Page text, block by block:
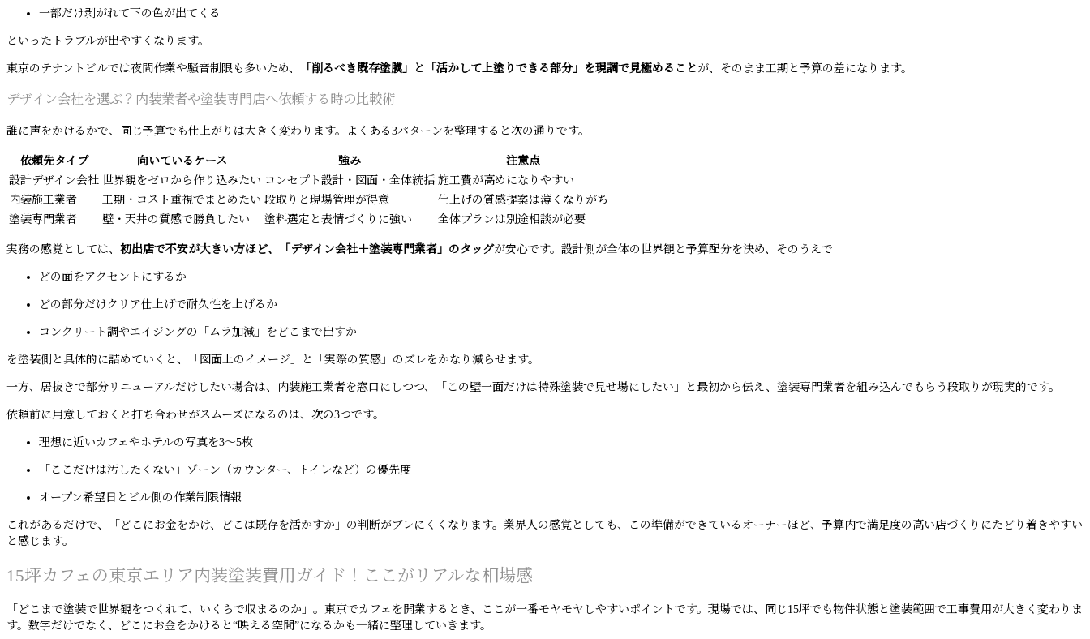
一部だけ剥がれて下の色が出てくる
といったトラブルが出やすくなります。
東京のテナントビルでは夜間作業や騒音制限も多いため、 「削るべき既存塗膜」と「活かして上塗りできる部分」を現調で見極めること が、そのまま工期と予算の差になります。
デザイン会社を選ぶ？内装業者や塗装専門店へ依頼する時の比較術
誰に声をかけるかで、同じ予算でも仕上がりは大きく変わります。よくある3パターンを整理すると次の通りです。
依頼先タイプ 向いているケース 強み
注意点
設計デザイン会社 世界観をゼロから作り込みたい コンセプト設計・図面・全体統括 施工費が高めになりやすい
内装施工業者
工期・コスト重視でまとめたい 段取りと現場管理が得意
仕上げの質感提案は薄くなりがち
塗装専門業者
壁・天井の質感で勝負したい 塗料選定と表情づくりに強い 全体プランは別途相談が必要
実務の感覚としては、 初出店で不安が大きい方ほど、「デザイン会社＋塗装専門業者」のタッグが安心です。設計側が全体の世界観と予算配分を決め、そのうえで
どの面をアクセントにするか
どの部分だけクリア仕上げで耐久性を上げるか
コンクリート調やエイジングの「ムラ加減」をどこまで出すか
を塗装側と具体的に詰めていくと、「図面上のイメージ」と「実際の質感」のズレをかなり減らせます。
一方、居抜きで部分リニューアルだけしたい場合は、内装施工業者を窓口にしつつ、「この壁一面だけは特殊塗装で見せ場にしたい」と最初から伝え、塗装専門業者を組み込んでもらう段取りが現実的です。
依頼前に用意しておくと打ち合わせがスムーズになるのは、次の3つです。
理想に近いカフェやホテルの写真を3〜5枚
「ここだけは汚したくない」ゾーン（カウンター、トイレなど）の優先度
オープン希望日とビル側の作業制限情報
これがあるだけで、「どこにお金をかけ、どこは既存を活かすか」の判断がブレにくくなります。業界人の感覚としても、この準備ができているオーナーほど、予算内で満足度の高い店づくりにたどり着きやすい
と感じます。
15坪カフェの東京エリア内装塗装費用ガイド！ここがリアルな相場感
「どこまで塗装で世界観をつくれて、いくらで収まるのか」。東京でカフェを開業するとき、ここが一番モヤモヤしやすいポイントです。現場では、同じ15坪でも物件状態と塗装範囲で工事費用が大きく変わりま
す。数字だけでなく、どこにお金をかけると“映える空間”になるかも一緒に整理していきます。